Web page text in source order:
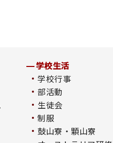
学校生活
学校行事
部活動
生徒会
制服
鼓山寮・顆山寮